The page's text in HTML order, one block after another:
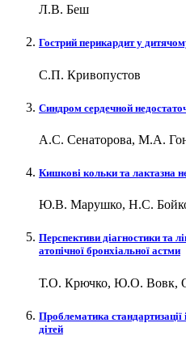
Л.В. Беш
Гострий перикардит у
С.П. Кривопустов
Синдром сердечной
А.С. Сенаторова, М.А.
Кишкові кольки та лактазна
Ю.В. Марушко, Н.С. Бойко,
Перспективи діагностики та
атопічної бронхіальної астми
Т.О. Крючко, Ю.О. Вовк,
Проблематика стандартизації
дітей